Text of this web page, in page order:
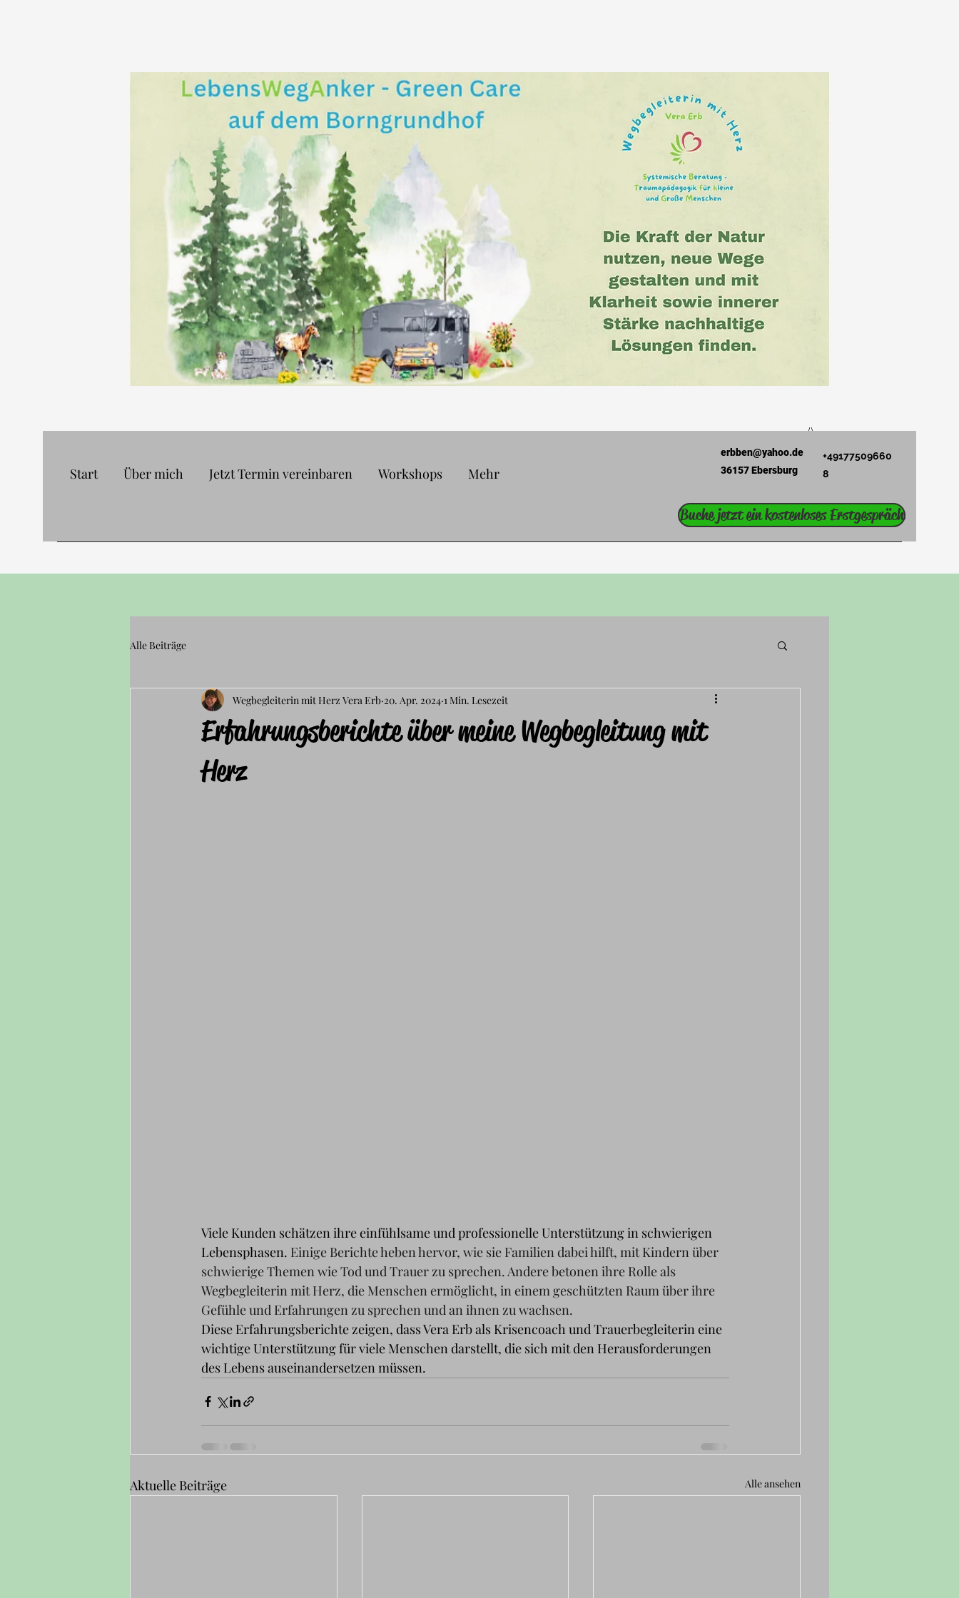
Start Über mich Jetzt Termin vereinbaren Workshops Mehr
erbben@yahoo.de
36157 Ebersburg
+49177509660
8
Buche jetzt ein kostenloses Erstgespräch
Alle Beiträge
Erfahrungsberichte über meine Wegbegleitung mit
Herz
Wegbegleiterin mit Herz Vera Erb 20. Apr. 2024 1 Min. Lesezeit
Viele Kunden schätzen ihre einfühlsame und professionelle Unterstützung in schwierigen
Lebensphasen. Einige Berichte heben hervor, wie sie Familien dabei hilft, mit Kindern über
schwierige Themen wie Tod und Trauer zu sprechen. Andere betonen ihre Rolle als
Wegbegleiterin mit Herz, die Menschen ermöglicht, in einem geschützten Raum über ihre
Gefühle und Erfahrungen zu sprechen und an ihnen zu wachsen.
Diese Erfahrungsberichte zeigen, dass Vera Erb als Krisencoach und Trauerbegleiterin eine
wichtige Unterstützung für viele Menschen darstellt, die sich mit den Herausforderungen
des Lebens auseinandersetzen müssen.
Aktuelle Beiträge Alle ansehen